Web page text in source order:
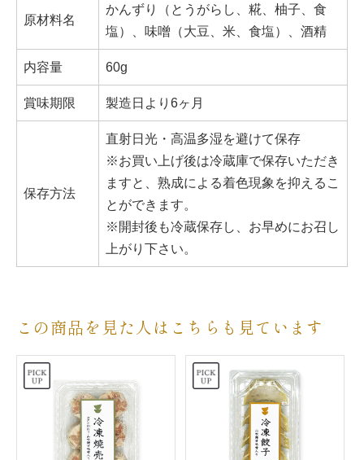
原材料名
かんずり（とうがらし、糀、柚子、食
塩）、味噌（大豆、米、食塩）、酒精
内容量 60g
賞味期限 製造日より6ヶ月
保存方法
直射日光・高温多湿を避けて保存
※お買い上げ後は冷蔵庫で保存いただき
ますと、熟成による着色現象を抑えるこ
とができます。
※開封後も冷蔵保存し、お早めにお召し
上がり下さい。
この商品を見た人はこちらも見ています